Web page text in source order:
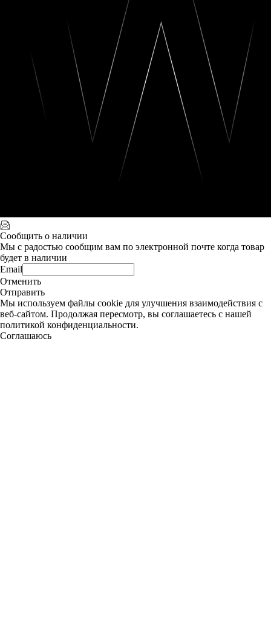
Сообщить о наличии
Мы с радостью сообщим вам по электронной почте когда товар
будет в наличии
Email
Отменить
Отправить
Мы используем файлы cookie для улучшения взаимодействия с
веб-сайтом. Продолжая пересмотр, вы соглашаетесь с нашей
политикой конфиденциальности.
Соглашаюсь